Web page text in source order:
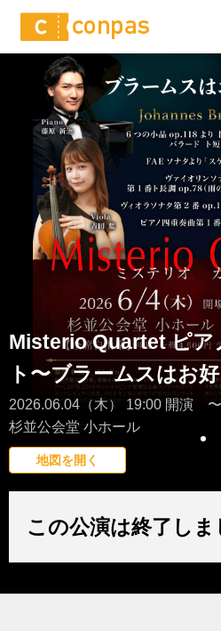
Misterio Quartet ピア
ト〜ブラームスはお
2026.06.04（木） 19:00 開演 〜
杉並公会堂 小ホール
地図を開く
この公演は終了しま